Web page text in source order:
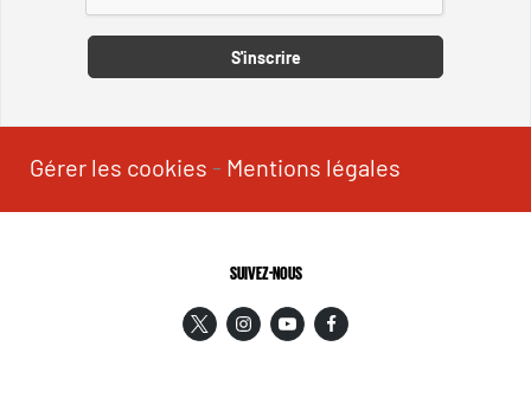
S'inscrire
Gérer les cookies - Mentions légales
SUIVEZ-NOUS